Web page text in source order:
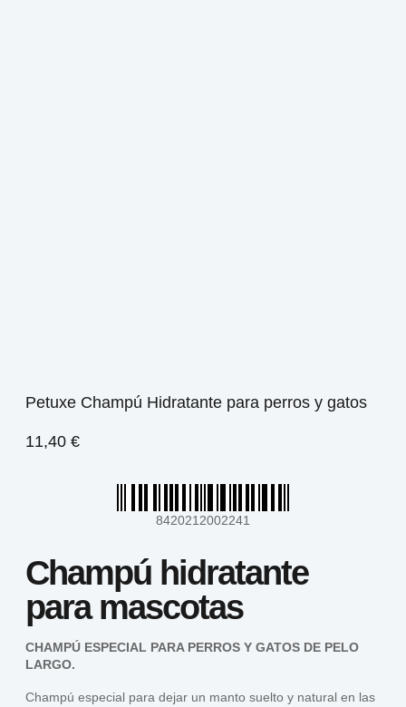
Petuxe Champú Hidratante para perros y gatos
11,40 €
8420212002241
Champú hidratante
para mascotas
CHAMPÚ ESPECIAL PARA PERROS Y GATOS DE PELO
LARGO.
Champú especial para dejar un manto suelto y natural en las